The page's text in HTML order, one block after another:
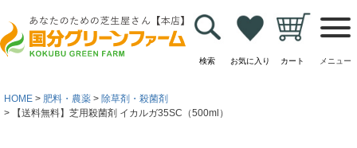
検索 お気に入り カート メニュー
HOME 肥料・農薬
除草剤・殺菌剤
【送料無料】芝用殺菌剤 イカルガ35SC（500ml）